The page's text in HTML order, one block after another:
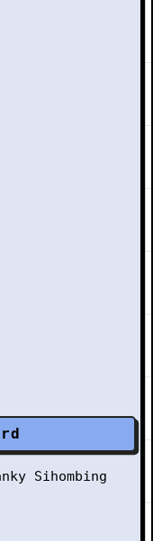
Sihombing